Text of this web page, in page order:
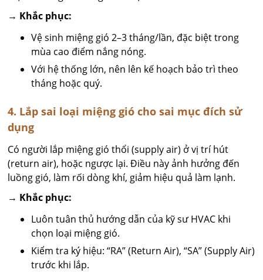
→ Khắc phục:
Vệ sinh miệng gió 2–3 tháng/lần, đặc biệt trong
mùa cao điểm nắng nóng.
Với hệ thống lớn, nên lên kế hoạch bảo trì theo
tháng hoặc quý.
4. Lắp sai loại miệng gió cho sai mục đích sử
dụng
Có người lắp miệng gió thổi (supply air) ở vị trí hút
(return air), hoặc ngược lại. Điều này ảnh hưởng đến
luồng gió, làm rối dòng khí, giảm hiệu quả làm lạnh.
→ Khắc phục:
Luôn tuân thủ hướng dẫn của kỹ sư HVAC khi
chọn loại miệng gió.
Kiểm tra ký hiệu: “RA” (Return Air), “SA” (Supply Air)
trước khi lắp.